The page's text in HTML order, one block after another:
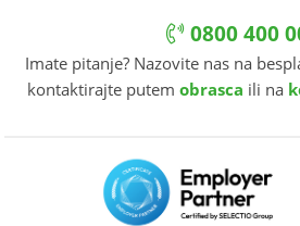
0800 400
Imate pitanje? Nazovite nas na
kontaktirajte putem obrasca ili na